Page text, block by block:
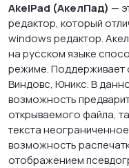
AkelPad (АкелПад) —
редактор, который
windows редактор.
на русском языке
режиме. Поддерживает
Виндовс, Юникс. В
возможность
открываемого файла,
текста
возможность
отображением